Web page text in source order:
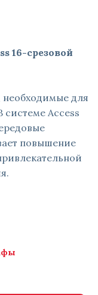
16-срезовой
необходимые для
системе Access
повышение